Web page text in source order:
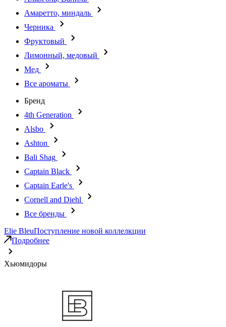
Амаретто, миндаль
Черника
Фруктовый
Лимонный, медовый
Мед
Все ароматы
Бренд
4th Generation
Alsbo
Ashton
Bali Shag
Captain Black
Captain Earle's
Cornell and Diehl
Все бренды
Elie BleuПоступление новой коллелкции
Подробнее
Хьюмидоры